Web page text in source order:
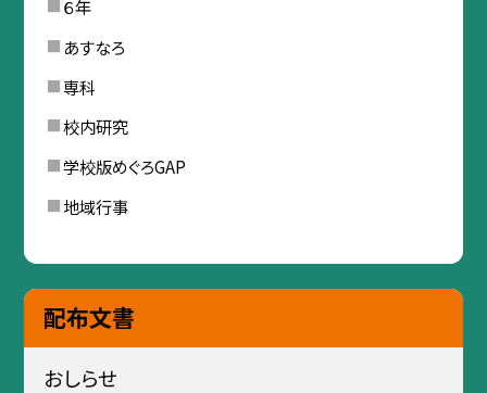
６年
あすなろ
専科
校内研究
学校版めぐろGAP
地域行事
配布文書
おしらせ